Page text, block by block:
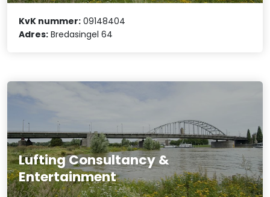
KvK nummer: 09148404
Adres: Bredasingel 64
Lufting Consultancy &
Entertainment